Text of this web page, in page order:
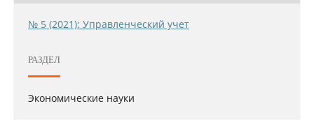
№ 5 (2021): Управленческий учет
РАЗДЕЛ
Экономические науки